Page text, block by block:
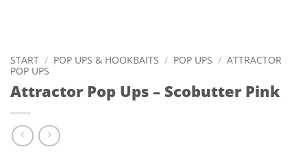
START / POP UPS & HOOKBAITS / POP UPS / ATTRACTOR
POP UPS
Attractor Pop Ups – Scobutter Pink